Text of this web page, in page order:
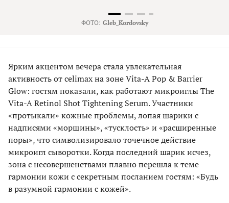
ФОТО: Gleb_Kordovsky
Ярким акцентом вечера стала увлекательная
активность от celimax на зоне Vita-A Pop & Barrier
Glow: гостям показали, как работают микроиглы The
Vita-A Retinol Shot Tightening Serum. Участники
«протыкали» кожные проблемы, лопая шарики с
надписями «морщины», «тусклость» и «расширенные
поры», что символизировало точечное действие
микроигл сыворотки. Когда последний шарик исчез,
зона с несовершенствами плавно перешла к теме
гармонии кожи с секретным посланием гостям: «Будь
в разумной гармонии с кожей».